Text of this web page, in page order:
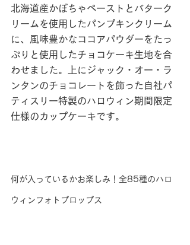
北海道産かぼちゃペーストとバターク
リームを使用したパンプキンクリーム
に、風味豊かなココアパウダーをたっ
ぷりと使用したチョコケーキ生地を合
わせました。上にジャック・オー・ラ
ンタンのチョコレートを飾った自社パ
ティスリー特製のハロウィン期間限定
仕様のカップケーキです。
何が入っているかお楽しみ！全85種のハロ
ウィンフォトプロップス